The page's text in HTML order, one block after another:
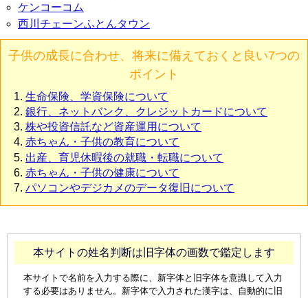
ケンコーコム
西川チェーンふとんタウン
子供の成長に合わせ、将来に備えておくと良い7つの
ポイント
生命保険、学資保険について
銀行、ネットバンク、クレジットカードについて
株や投資信託など資産運用について
赤ちゃん・子供の教育について
出産、育児休暇後の就職・転職について
赤ちゃん・子供の健康について
パソコンやデジカメのデータ復旧について
本サイトの姓名判断は旧字体の画数で鑑定します
本サイトで名前を入力する際に、新字体と旧字体を意識して入力
する必要はありません。新字体で入力された漢字は、自動的に旧